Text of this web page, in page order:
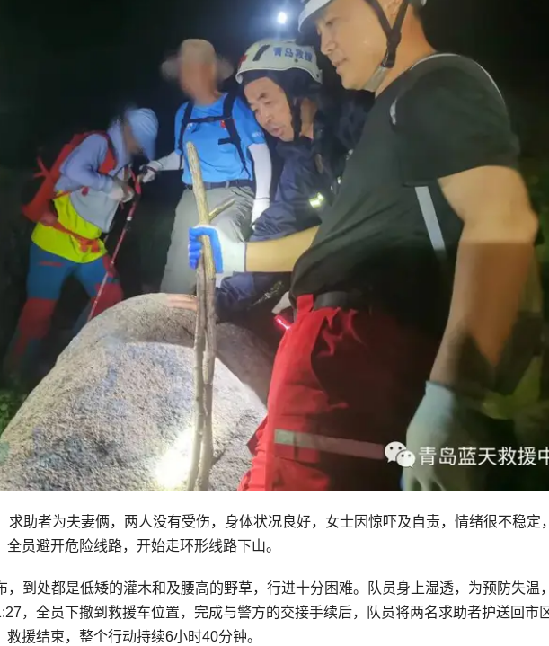
求助者为夫妻俩，两人没有受伤，身体状况良好，女士因惊吓及自责，情绪很不稳定
员避开危险线路，开始走环形线路下山。
，到处都是低矮的灌木和及腰高的野草，行进十分困难。队员身上湿透，为预防失温
，全员下撤到救援车位置，完成与警方的交接手续后，队员将两名求助者护送回市
援结束，整个行动持续6小时40分钟。